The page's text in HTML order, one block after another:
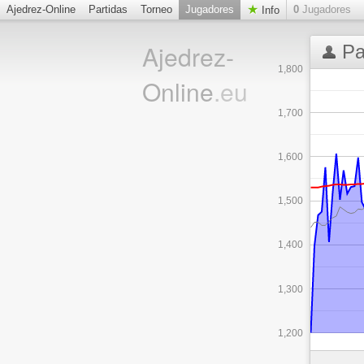
Ajedrez-Online Partidas Torneo Jugadores Info 0 Jugadores
Ajedrez-
Online.eu
1,200
1,300
1,400
1,500
1,600
1,700
1,800